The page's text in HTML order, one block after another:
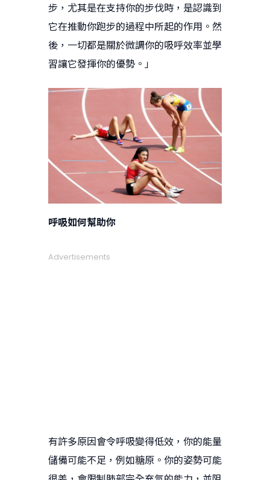
步，尤其是在支持你的步伐時，是認識到
它在推動你跑步的過程中所起的作用。然
後，一切都是關於微調你的吸呼效率並學
習讓它發揮你的優勢。」
呼吸如何幫助你
Advertisements
有許多原因會令呼吸變得低效，你的能量
儲備可能不足，例如糖原。你的姿勢可能